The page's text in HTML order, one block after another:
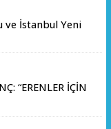
ve İstanbul Yeni
İmzalandı
“ERENLER İÇİN